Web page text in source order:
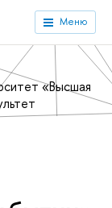
Меню
«Высшая